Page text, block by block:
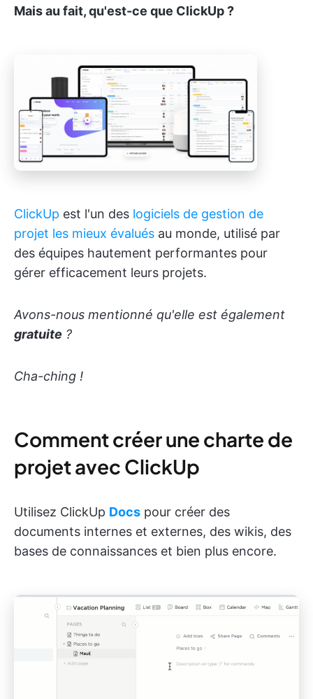
Mais au fait, qu'est-ce que ClickUp ?
ClickUp est l'un des logiciels de gestion de
projet les mieux évalués au monde, utilisé par
des équipes hautement performantes pour
gérer efficacement leurs projets.
Avons-nous mentionné qu'elle est également
gratuite ?
Cha-ching !
Comment créer une charte de
projet avec ClickUp
Utilisez ClickUp Docs pour créer des
documents internes et externes, des wikis, des
bases de connaissances et bien plus encore.